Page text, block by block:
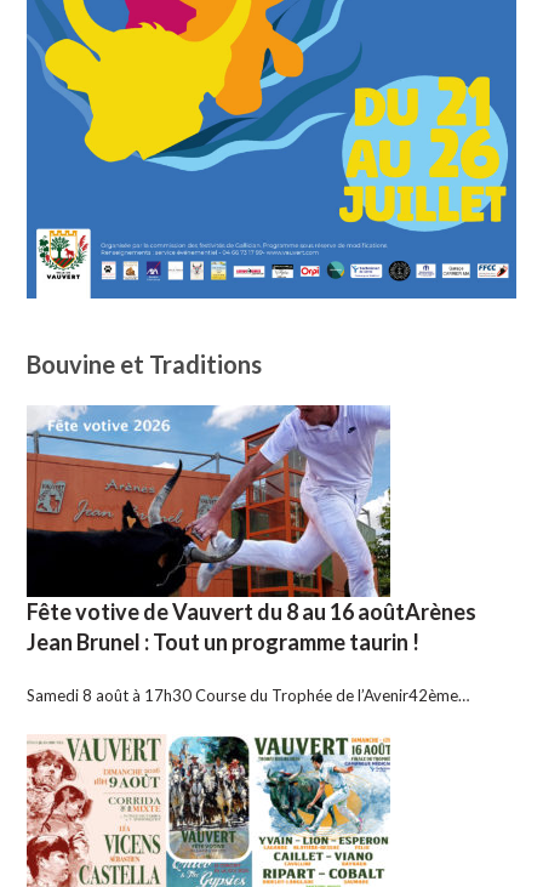
Bouvine et Traditions
Fête votive de Vauvert du 8 au 16 aoûtArènes
Jean Brunel : Tout un programme taurin !
Samedi 8 août à 17h30 Course du Trophée de l’Avenir42ème…